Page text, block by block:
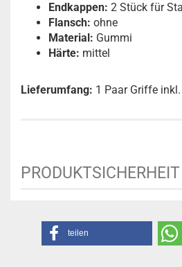
Endkappen: 2 Stück für
Flansch: ohne
Material: Gummi
Härte: mittel
Lieferumfang: 1 Paar Griffe
PRODUKTSICHERHEIT
teilen